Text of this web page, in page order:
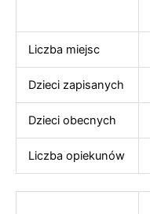
Liczba miejsc
Dzieci zapisanych
Dzieci obecnych
Liczba opiekunów